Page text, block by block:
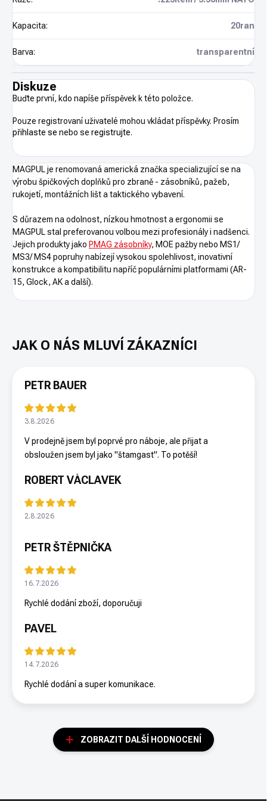
Kapacita: 20ran
Barva: transparentní
Diskuze
Buďte první, kdo napíše příspěvek k této položce.
Pouze registrovaní uživatelé mohou vkládat příspěvky. Prosím
přihlaste se nebo se registrujte.
MAGPUL je renomovaná americká značka specializující se na
výrobu špičkových doplňků pro zbraně - zásobníků, pažeb,
rukojetí, montážních lišt a taktického vybavení.
S důrazem na odolnost, nízkou hmotnost a ergonomii se
MAGPUL stal preferovanou volbou mezi profesionály i nadšenci.
Jejich produkty jako PMAG zásobníky, MOE pažby nebo MS1/
MS3/ MS4 popruhy nabízejí vysokou spolehlivost, inovativní
konstrukce a kompatibilitu napříč populárními platformami (AR-
15, Glock, AK a další).
PETR BAUER
3.8.2026
V prodejně jsem byl poprvé pro náboje, ale přijat a
obsloužen jsem byl jako "štamgast". To potěší!
ROBERT VÁCLAVEK
2.8.2026
PETR ŠTĚPNIČKA
16.7.2026
Rychlé dodání zboží, doporučuji
PAVEL
14.7.2026
Rychlé dodání a super komunikace.
ZOBRAZIT DALŠÍ HODNOCENÍ